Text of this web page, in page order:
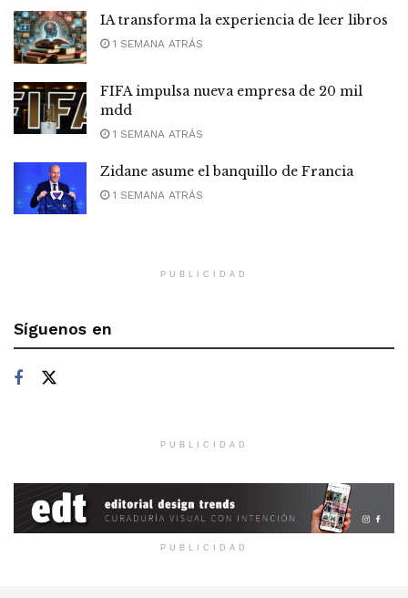
IA transforma la experiencia de leer libros
1 SEMANA ATRÁS
FIFA impulsa nueva empresa de 20 mil
mdd
1 SEMANA ATRÁS
Zidane asume el banquillo de Francia
1 SEMANA ATRÁS
PUBLICIDAD
Síguenos en
PUBLICIDAD
PUBLICIDAD